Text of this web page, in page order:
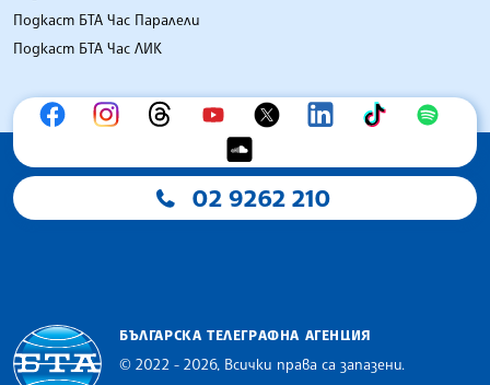
Подкаст БТА Час Паралели
Подкаст БТА Час ЛИК
02 9262 210
БЪЛГАРСКА ТЕЛЕГРАФНА АГЕНЦИЯ
© 2022 - 2026, Всички права са запазени.